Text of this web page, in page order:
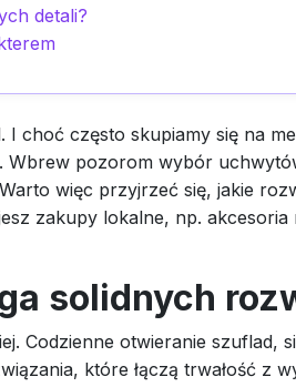
detali?
choć często skupiamy się na
Wbrew pozorom wybór
więc przyjrzeć się, jakie
zakupy lokalne, np. akcesoria
solidnych
Codzienne otwieranie
które łączą trwałość z